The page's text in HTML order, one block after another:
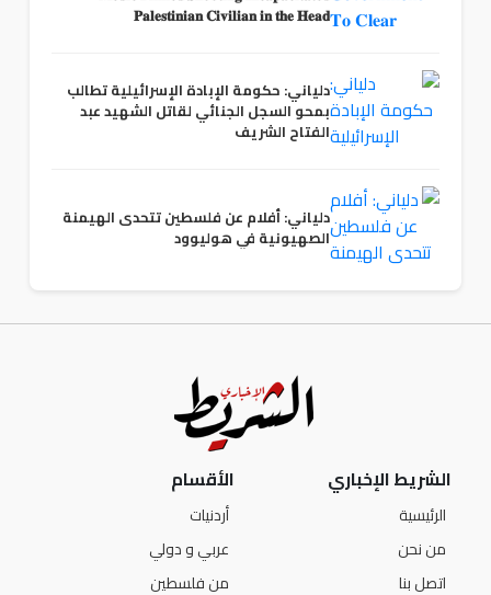
𝐏𝐚𝐥𝐞𝐬𝐭𝐢𝐧𝐢𝐚𝐧 𝐂𝐢𝐯𝐢𝐥𝐢𝐚𝐧 𝐢𝐧 𝐭𝐡𝐞 𝐇𝐞𝐚𝐝
دلياني: حكومة الإبادة الإسرائيلية تطالب
بمحو السجل الجنائي لقاتل الشهيد عبد
الفتاح الشريف
دلياني: أفلام عن فلسطين تتحدى الهيمنة
الصهيونية في هوليوود
الشريط الإخباري
الرئيسية
من نحن
اتصل بنا
الأقسام
أردنيات
عربي و دولي
من فلسطين